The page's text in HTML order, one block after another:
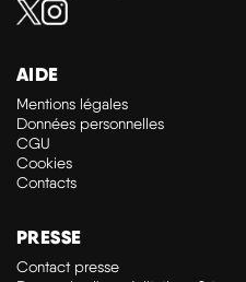
AIDE
Mentions légales
Données personnelles
CGU
Cookies
Contacts
PRESSE
Contact presse